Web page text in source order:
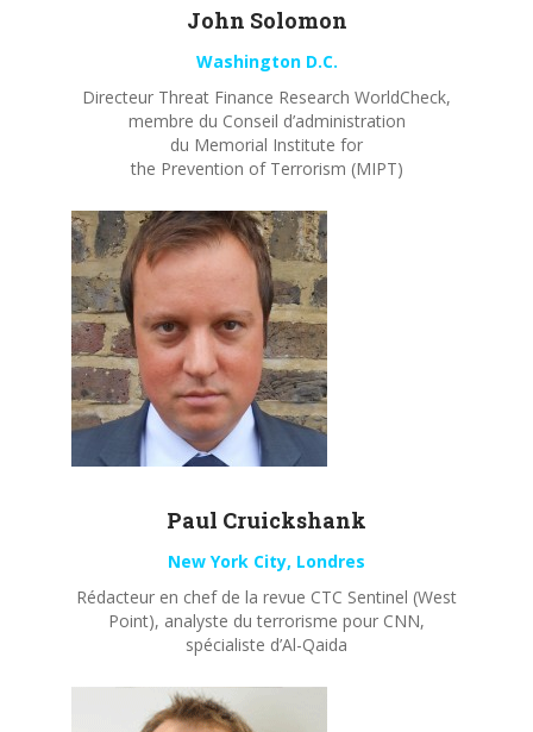
John Solomon
Washington D.C.
Directeur Threat Finance Research WorldCheck,
membre du Conseil d’administration
du Memorial Institute for
the Prevention of Terrorism (MIPT)
Paul Cruickshank
New York City, Londres
Rédacteur en chef de la revue CTC Sentinel (West
Point), analyste du terrorisme pour CNN,
spécialiste d’Al-Qaida